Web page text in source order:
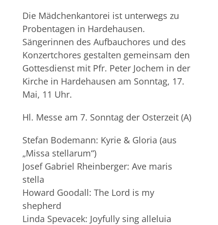
Die Mädchenkantorei ist unterwegs zu
Probentagen in Hardehausen.
Sängerinnen des Aufbauchores und des
Konzertchores gestalten gemeinsam den
Gottesdienst mit Pfr. Peter Jochem in der
Kirche in Hardehausen am Sonntag, 17.
Mai, 11 Uhr.
Hl. Messe am 7. Sonntag der Osterzeit (A)
Stefan Bodemann: Kyrie & Gloria (aus
„Missa stellarum“)
Josef Gabriel Rheinberger: Ave maris
stella
Howard Goodall: The Lord is my
shepherd
Linda Spevacek: Joyfully sing alleluia